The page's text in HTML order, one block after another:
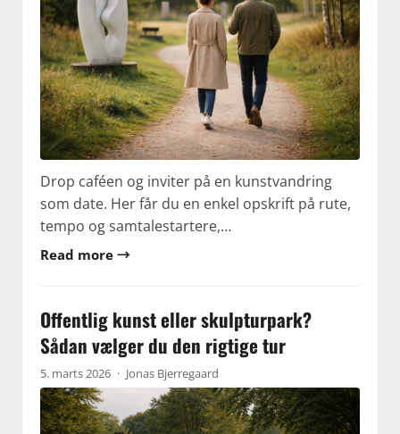
Drop caféen og inviter på en kunstvandring
som date. Her får du en enkel opskrift på rute,
tempo og samtalestartere,…
Read more →
Offentlig kunst eller skulpturpark?
Sådan vælger du den rigtige tur
5. marts 2026 · Jonas Bjerregaard